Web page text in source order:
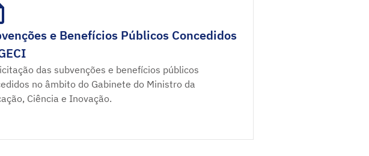
e Benefícios Públicos Concedidos
das subvenções e benefícios públicos
no âmbito do Gabinete do Ministro da
Ciência e Inovação.